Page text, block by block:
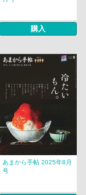
購入
あまから手帖 2025年8月
号